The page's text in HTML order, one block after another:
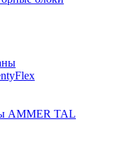
AMMER TAL